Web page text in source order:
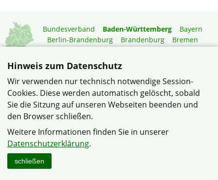
Bundesverband Baden-Württemberg
Bayern
Berlin-Brandenburg
Brandenburg
Bremen
Niedersachsen
Rheinland-Pfalz
Saarland
Sachsen-Anhalt
Schleswig-Holstein
Thüringen
Mitgliedermagazin
Gartenberatung
© Verband Wohneigentum Heinsheim/Bad Rappenau im
Verband Wohneigentum Baden-Württemberg e.V.
Datenschutzerklärung
Hinweis zum Datenschutz
Wir verwenden nur technisch notwendige Session-
Cookies. Diese werden automatisch gelöscht, sobald
Sie die Sitzung auf unseren Webseiten beenden und
den Browser schließen.
Weitere Informationen finden Sie in unserer
Datenschutzerklärung.
schließen